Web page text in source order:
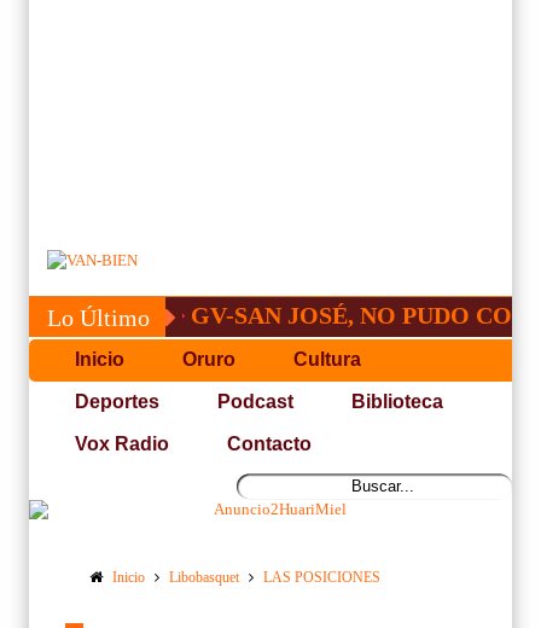
Lo Último GV-SAN JOSÉ, NO PUDO CON
Inicio Oruro Cultura
Deportes Podcast Biblioteca
Vox Radio Contacto
Inicio Libobasquet LAS POSICIONES